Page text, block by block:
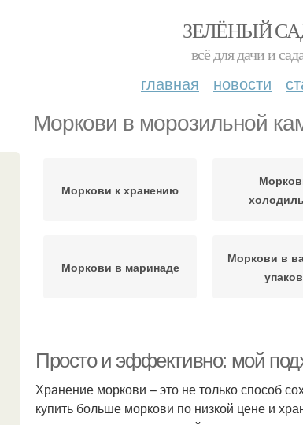
ЗЕЛЁНЫЙ
всё для дачи и
главная новости
Моркови в морозильной
Моркови к хранению
Моркови в маринаде
Моркови в
Моркови в погребе Моркови
Просто и эффективно: мой
Хранение моркови – это не только способ
купить больше моркови по низкой цене и